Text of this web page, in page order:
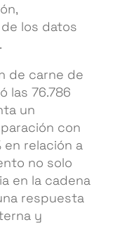
los datos
de carne de
las 76.786
un
con
en relación a
no solo
en la cadena
respuesta
y